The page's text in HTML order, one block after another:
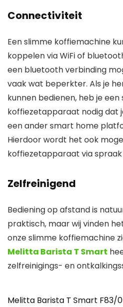
Connectiviteit
Een slimme koffiemachine
koppelen via WiFi of
een bluetooth verbinding
vaak wat beperkter. Als je
kunnen bedienen, heb je
koffiezetapparaat nodig dat
een ander smart home
Hierdoor wordt het ook
koffiezetapparaat via
Zelfreinigend
Bediening op afstand is
praktisch, maar wij vinden
onze slimme koffiemachine
Melitta Barista T Smart
zelfreinigings- en
Melitta Barista T Smart F83/